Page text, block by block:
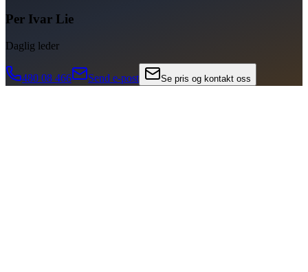
Per Ivar Lie
Daglig leder
480 08 466 Send e-post Se pris og kontakt oss